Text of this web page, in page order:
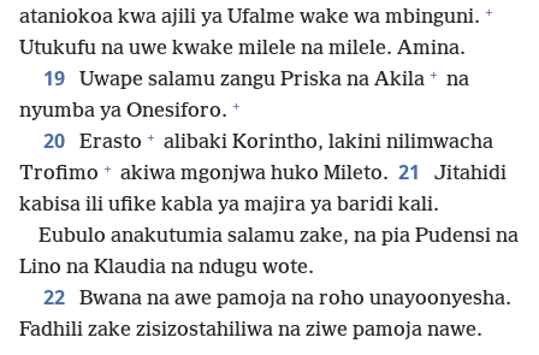
ataniokoa kwa ajili ya Ufalme wake wa mbinguni. +
Utukufu na uwe kwake milele na milele. Amina.
19 Uwape salamu zangu Priska na Akila + na
nyumba ya Onesiforo. +
20 Erasto + alibaki Korintho, lakini nilimwacha
Trofimo + akiwa mgonjwa huko Mileto. 21
Jitahidi
kabisa ili ufike kabla ya majira ya baridi kali.
Eubulo anakutumia salamu zake, na pia Pudensi na
Lino na Klaudia na ndugu wote.
22
Bwana na awe pamoja na roho unayoonyesha.
Fadhili zake zisizostahiliwa na ziwe pamoja nawe.